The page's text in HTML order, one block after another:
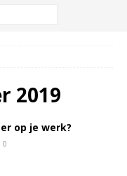
2019
op je werk?
0